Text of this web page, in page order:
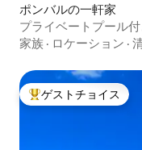
ポンバルの一軒家
プライベートプール
ハウス。
家族 · ロケーション ·
大好評のゲストチョイ
ゲストチョイス